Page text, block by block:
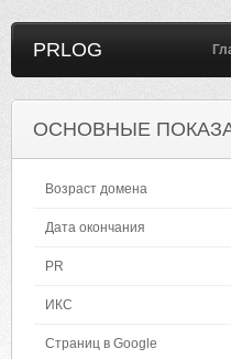
PRLOG
ОСНОВНЫЕ
Возраст домена
Дата окончания
PR
ИКС
Страниц в Google